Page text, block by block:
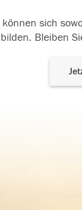
sich
Bleiben